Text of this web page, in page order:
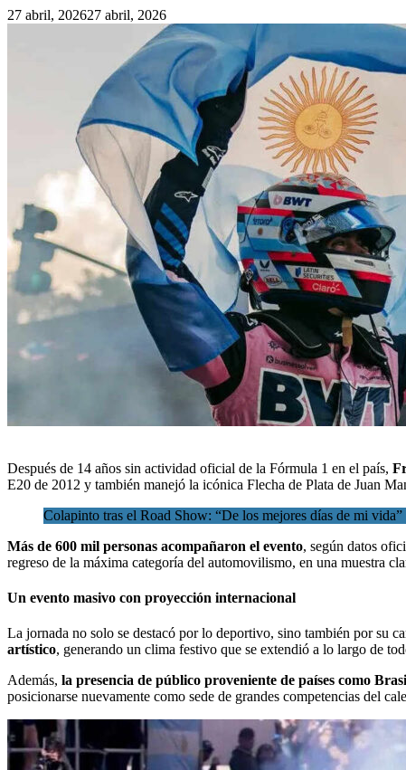
27 abril, 202627 abril, 2026
Después de 14 años sin actividad oficial de la Fórmula 1 en el país,
E20 de 2012 y también manejó la icónica Flecha de Plata de Juan
Colapinto tras el Road Show: “De los mejores días de mi vida”
Más de 600 mil personas acompañaron el evento, según datos
regreso de la máxima categoría del automovilismo, en una muestra
Un evento masivo con proyección internacional
La jornada no solo se destacó por lo deportivo, sino también por su
artístico, generando un clima festivo que se extendió a lo largo de
Además, la presencia de público proveniente de países como
posicionarse nuevamente como sede de grandes competencias del